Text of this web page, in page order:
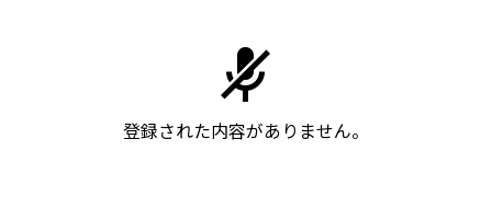
登録された内容がありません。